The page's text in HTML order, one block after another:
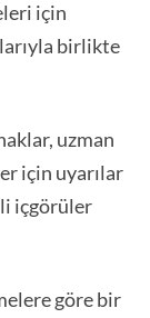
için
birlikte
uzman
için uyarılar
içgörüler
göre bir